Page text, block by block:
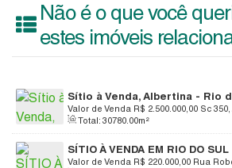
Não é o que você
estes imóveis
Sítio à Venda, Albertina - Rio
R$ 2.500.000,00
Valor de Venda
Sc
Santa Catarina, Brasil
Total: 30780 .00m²
SÍTIO À VENDA EM RIO DO SUL
R$ 220.000,00
Valor de Venda
Rua